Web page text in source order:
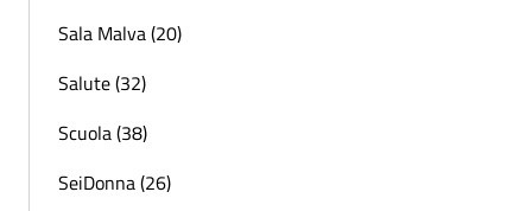
Sala Malva (20)
Salute (32)
Scuola (38)
SeiDonna (26)